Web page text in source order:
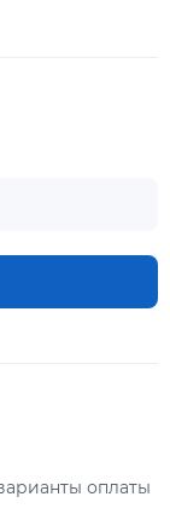
оплаты